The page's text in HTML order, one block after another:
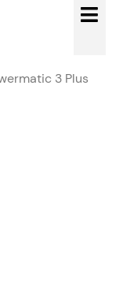
3 Plus